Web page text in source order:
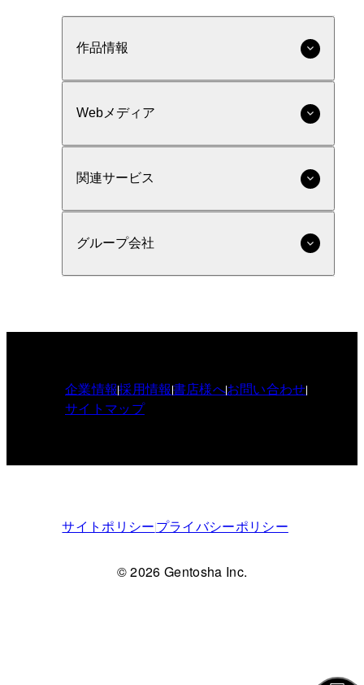
作品情報
Webメディア
関連サービス
グループ会社
企業情報採用情報書店様へお問い合わせ
サイトマップ
サイトポリシープライバシーポリシー
© 2026 Gentosha Inc.